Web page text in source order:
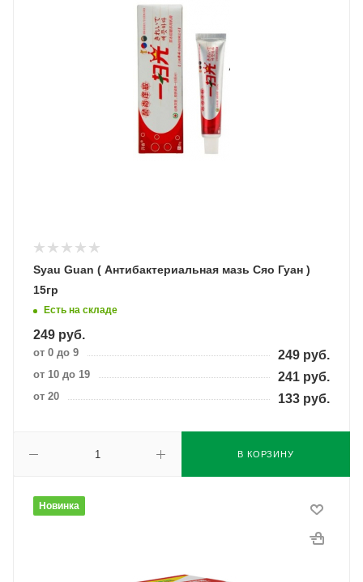
Syau Guan ( Антибактериальная мазь Сяо Гуан )
15гр
Есть на складе
249 руб.
от 0 до 9 249 руб.
от 10 до 19 241 руб.
от 20 133 руб.
В КОРЗИНУ
Новинка